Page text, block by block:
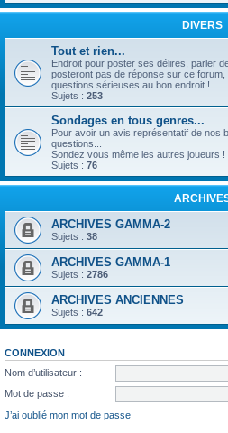
DIVERS
Tout et rien...
Endroit pour poster ses délires, parler
posteront pas de réponse sur ce
questions sérieuses au bon endroit !
Sujets : 253
Sondages en tous genres...
Pour avoir un avis représentatif de nos
questions...
Sondez vous même les autres joueurs !
Sujets : 76
ARCHIVES GAMMA-2
Sujets : 38
ARCHIVES GAMMA-1
Sujets : 2786
ARCHIVES ANCIENNES
Sujets : 642
CONNEXION
Nom d’utilisateur :
Mot de passe :
J’ai oublié mon mot de passe